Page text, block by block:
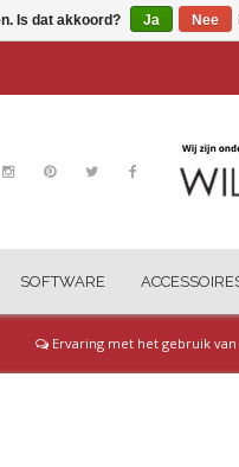
SOFTWARE
Ervaring met het gebruik
Is dat akkoord? Ja Nee